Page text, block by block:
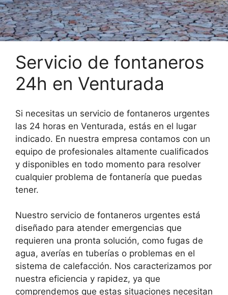
Servicio de fontaneros
24h en Venturada
Si necesitas un servicio de fontaneros urgentes
las 24 horas en Venturada, estás en el lugar
indicado. En nuestra empresa contamos con un
equipo de profesionales altamente cualificados
y disponibles en todo momento para resolver
cualquier problema de fontanería que puedas
tener.
Nuestro servicio de fontaneros urgentes está
diseñado para atender emergencias que
requieren una pronta solución, como fugas de
agua, averías en tuberías o problemas en el
sistema de calefacción. Nos caracterizamos por
nuestra eficiencia y rapidez, ya que
comprendemos que estas situaciones necesitan